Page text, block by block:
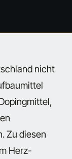
nicht
Zu diesen
Herz-